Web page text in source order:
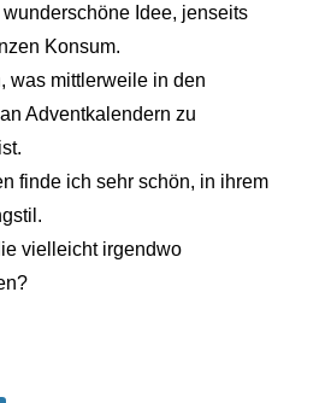
Idee, jenseits
Konsum.
was mittlerweile in den
Adventkalendern zu
finde ich sehr schön, in ihrem
vielleicht irgendwo